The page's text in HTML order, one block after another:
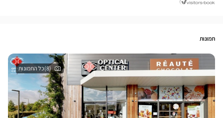
תמונות
(8)כל התמונות